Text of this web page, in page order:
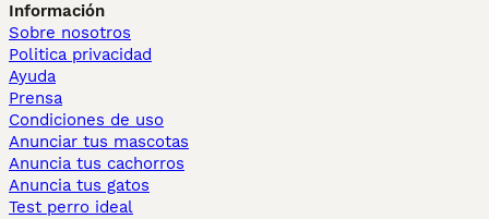
Información
Sobre nosotros
Politica privacidad
Ayuda
Prensa
Condiciones de uso
Anunciar tus mascotas
Anuncia tus cachorros
Anuncia tus gatos
Test perro ideal